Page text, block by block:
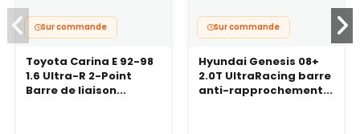
Sur commande
Toyota Carina E 92-98
1.6 Ultra-R 2-Point
Barre de liaison...
Sur commande
Hyundai Genesis 08+
2.0T UltraRacing barre
anti-rapprochement...